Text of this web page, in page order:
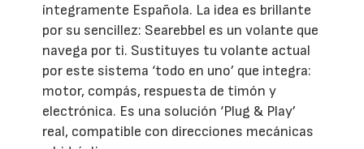
íntegramente Española. La idea es brillante
por su sencillez: Searebbel es un volante que
navega por ti. Sustituyes tu volante actual
por este sistema ‘todo en uno’ que integra:
motor, compás, respuesta de timón y
electrónica. Es una solución ‘Plug & Play’
real, compatible con direcciones mecánicas